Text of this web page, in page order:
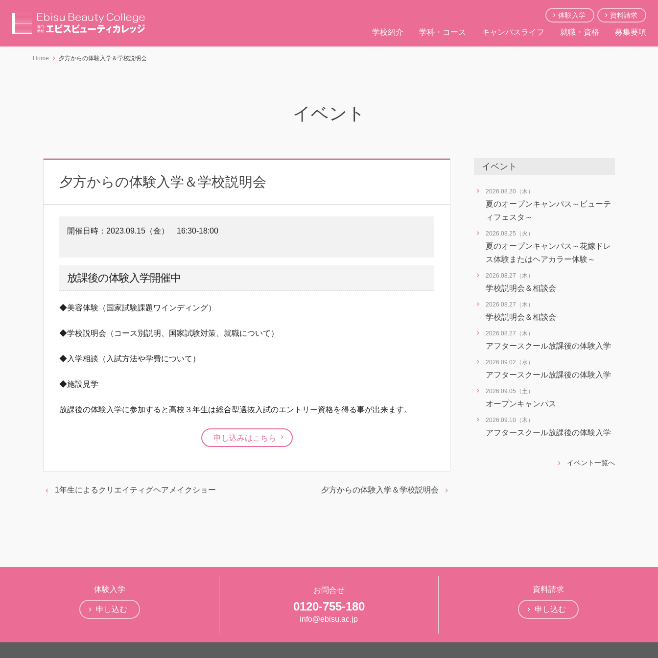
体験入学 資料請求
学校紹介 学科・コース キャンパスライフ 就職・資格 募集要項
Home 夕方からの体験入学＆学校説明会
イベント
夕方からの体験入学＆学校説明会
開催日時： 2023.09.15（金） 16:30-18:00
放課後の体験入学開催中
◆美容体験（国家試験課題ワインディング）
◆学校説明会（コース別説明、国家試験対策、就職について）
◆入学相談（入試方法や学費について）
◆施設見学
放課後の体験入学に参加すると高校３年生は総合型選抜入試のエントリー資格を得る事が出来ます。
申し込みはこちら
1年生によるクリエイティグヘアメイクショー 夕方からの体験入学＆学校説明会
イベント
2026.08.20（木）
夏のオープンキャンパス～ビューテ
ィフェスタ～
2026.08.25（火）
夏のオープンキャンパス～花嫁ドレ
ス体験またはヘアカラー体験～
2026.08.27（木）
学校説明会＆相談会
2026.08.27（木）
学校説明会＆相談会
2026.08.27（木）
アフタースクール放課後の体験入学
2026.09.02（水）
アフタースクール放課後の体験入学
2026.09.05（土）
オープンキャンパス
2026.09.10（木）
アフタースクール放課後の体験入学
イベント一覧へ
体験入学
申し込む
お問合せ
0120-755-180
info@ebisu.ac.jp
資料請求
申し込む